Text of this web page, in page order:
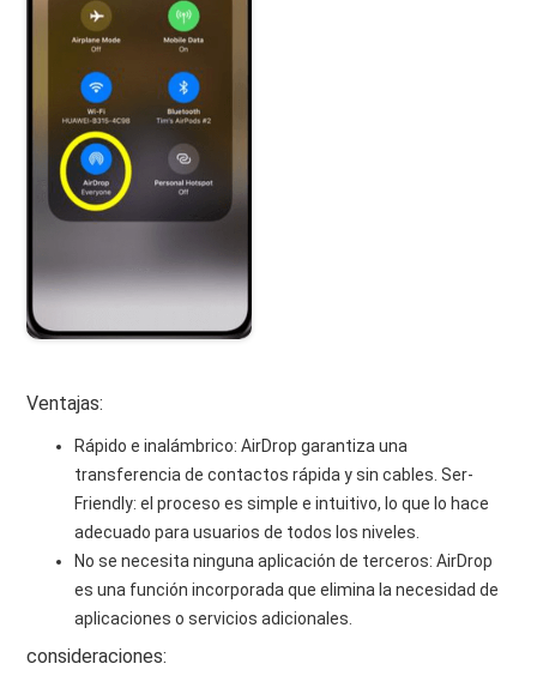
Ventajas:
Rápido e inalámbrico: AirDrop garantiza una
transferencia de contactos rápida y sin cables. Ser-
Friendly: el proceso es simple e intuitivo, lo que lo hace
adecuado para usuarios de todos los niveles.
No se necesita ninguna aplicación de terceros: AirDrop
es una función incorporada que elimina la necesidad de
aplicaciones o servicios adicionales.
consideraciones: